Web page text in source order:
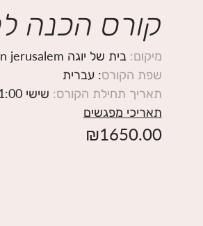
קורס הכנה
מיקום:בית של יוגה yoga in jerusalem, חיים ברודי, ירושלים
שפת הקורס: עברית
תאריך תחילת הקורס: שישי 11:00, 5 יוני 2026
תאריכי מפגשים
₪1650.00